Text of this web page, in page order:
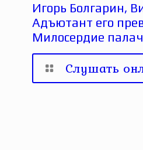
Игорь Болгарин,
Адъютант его
Милосердие
Слушать